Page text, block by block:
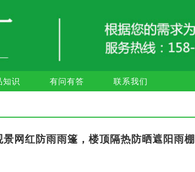
知识 有问有答 联系我们
网红防雨雨篷，楼顶隔热防晒遮阳雨棚